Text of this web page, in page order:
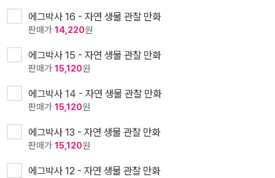
에그박사 16 - 자연 생물 관찰 만화
판매가 14,220원
에그박사 15 - 자연 생물 관찰 만화
판매가 15,120원
에그박사 14 - 자연 생물 관찰 만화
판매가 15,120원
에그박사 13 - 자연 생물 관찰 만화
판매가 15,120원
에그박사 12 - 자연 생물 관찰 만화